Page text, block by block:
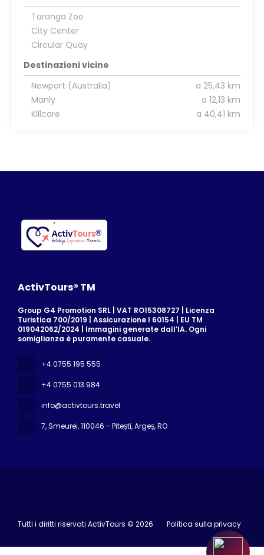
Taronga Zoo
City Center
Circular Quay
Destinazioni vicine
Newport (Australia)
a 25,43 km
Manly
a 12,13 km
Killcare
a 40,41 km
ActivTours® TM
Group G4 Promotion SRL | VAT RO15308727 | Licenza
Turistica 700/2019 | Assicurazione I 60154 | EU TM
019042062/2024 | Immagini generate dall’IA. Ogni
somiglianza è puramente casuale.
+4 0755 195 555
+4 0755 013 984
info@activtours.travel
7, Smeurei, 110046 - Pitești, Argeș, RO
Tutti i diritti riservati ActivTours © 2026 Politica sulla privacy